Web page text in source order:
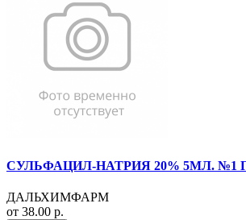
СУЛЬФАЦИЛ-НАТРИЯ 20% 5МЛ.
ДАЛЬХИМФАРМ
от 38.00 р.